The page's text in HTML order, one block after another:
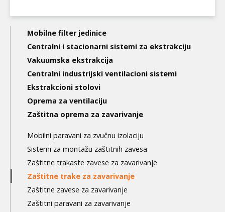
Main
navigation
3nd
level
Mobilne filter jedinice
Centralni i stacionarni sistemi za ekstrakciju
Vakuumska ekstrakcija
Centralni industrijski ventilacioni sistemi
Ekstrakcioni stolovi
Oprema za ventilaciju
Zaštitna oprema za zavarivanje
Mobilni paravani za zvučnu izolaciju
Sistemi za montažu zaštitnih zavesa
Zaštitne trakaste zavese za zavarivanje
Zaštitne trake za zavarivanje
Zaštitne zavese za zavarivanje
Zaštitni paravani za zavarivanje